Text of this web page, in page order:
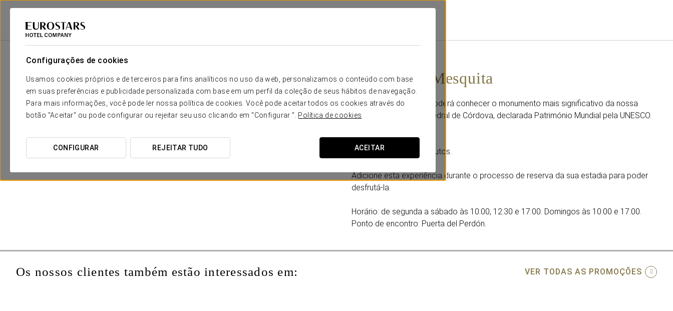
Configurações de cookies
Usamos cookies próprios e de terceiros para fins analíticos no uso da web, personalizamos o conteúdo com base
em suas preferências e publicidade personalizada com base em um perfil da coleção de seus hábitos de navegação.
Para mais informações, você pode ler nossa política de cookies. Você pode aceitar todos os cookies através do
botão "Aceitar" ou pode configurar ou rejeitar seu uso clicando em "Configurar ". Política de cookies
CONFIGURAR REJEITAR TUDO ACEITAR
Eurostars Hotel Company
Descubra a Mesquita
Com esta promoção, poderá conhecer o monumento mais significativo da nossa
cidade, a Mesquita-Catedral de Córdova, declarada Património Mundial pela UNESCO.
Inclui:
-Visita guiada de 90 minutos.
Adicione esta experiência durante o processo de reserva da sua estadia para poder
desfrutá-la.
Horário: de segunda a sábado às 10:00, 12:30 e 17:00. Domingos às 10:00 e 17:00.
Ponto de encontro: Puerta del Perdón.
Os nossos clientes também estão interessados em: VER TODAS AS PROMOÇÕES